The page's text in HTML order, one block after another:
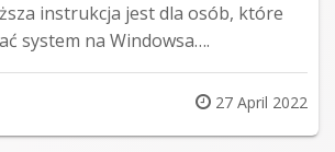
instrukcja jest dla osób, które
system na Windowsa….
Posted
on
27 April 2022